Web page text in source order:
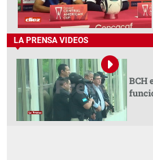
LA PRENSA VIDEOS
BCH